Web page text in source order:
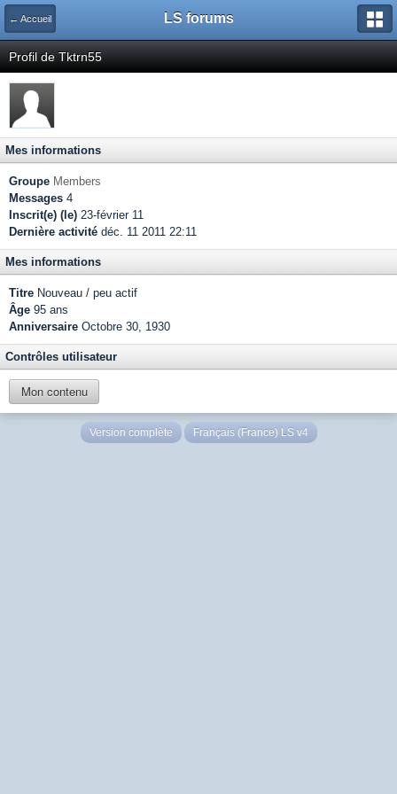
← Accueil LS forums
Profil de Tktrn55
Mes informations
Groupe Members
Messages 4
Inscrit(e) (le) 23-février 11
Dernière activité déc. 11 2011 22:11
Mes informations
Titre Nouveau / peu actif
Âge 95 ans
Anniversaire Octobre 30, 1930
Contrôles utilisateur
Mon contenu
Version complète Français (France) LS v4